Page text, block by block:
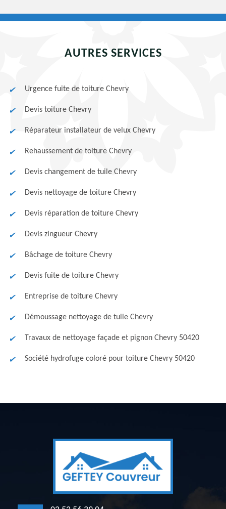
AUTRES SERVICES
Urgence fuite de toiture Chevry
Devis toiture Chevry
Réparateur installateur de velux Chevry
Rehaussement de toiture Chevry
Devis changement de tuile Chevry
Devis nettoyage de toiture Chevry
Devis réparation de toiture Chevry
Devis zingueur Chevry
Bâchage de toiture Chevry
Devis fuite de toiture Chevry
Entreprise de toiture Chevry
Démoussage nettoyage de tuile Chevry
Travaux de nettoyage façade et pignon Chevry 50420
Société hydrofuge coloré pour toiture Chevry 50420